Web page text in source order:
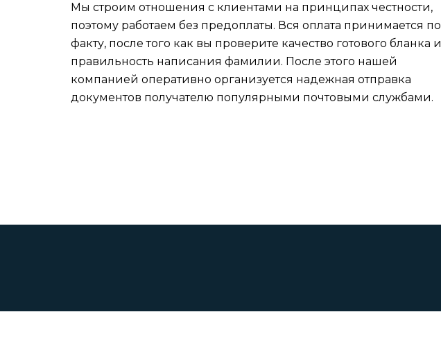
Мы строим отношения с клиентами на принципах честности,
поэтому работаем без предоплаты. Вся оплата принимается по
факту, после того как вы проверите качество готового бланка и
правильность написания фамилии. После этого нашей
компанией оперативно организуется надежная отправка
документов получателю популярными почтовыми службами.